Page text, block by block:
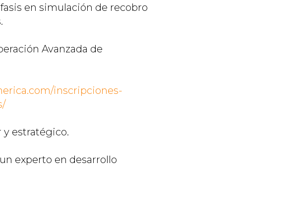
en simulación de recobro
Avanzada de
inscripciones-
y estratégico.
experto en desarrollo